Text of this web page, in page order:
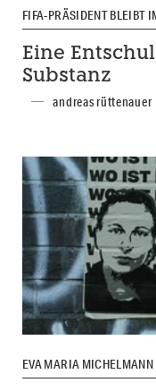
FIFA-PRÄSIDENT BLEIBT
Eine
Substanz
andreas rüttenauer
EVA MARIA